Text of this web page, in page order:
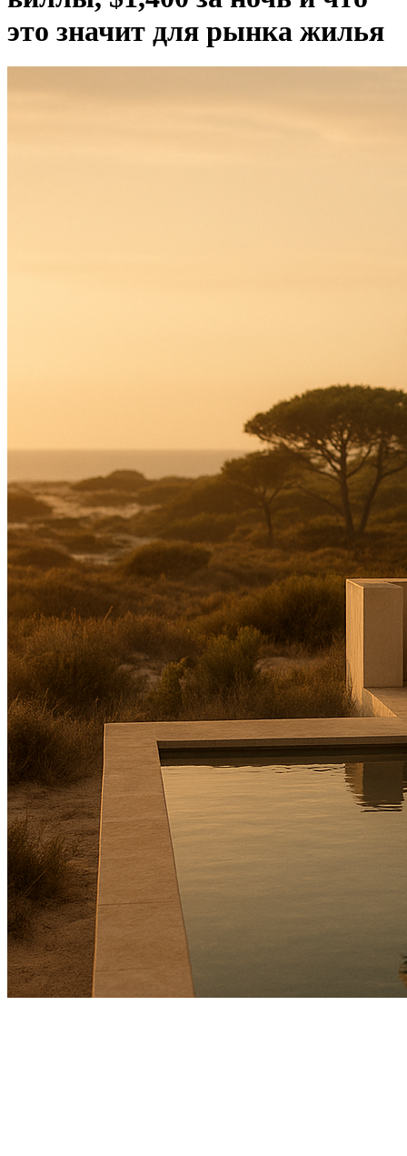
это значит для рынка жилья